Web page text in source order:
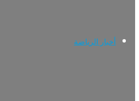
أخبار الرياضة